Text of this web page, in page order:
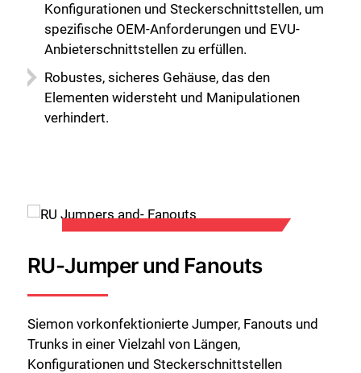
Konfigurationen und Steckerschnittstellen, um
spezifische OEM-Anforderungen und EVU-
Anbieterschnittstellen zu erfüllen.
Robustes, sicheres Gehäuse, das den
Elementen widersteht und Manipulationen
verhindert.
RU-Jumper und Fanouts
Siemon vorkonfektionierte Jumper, Fanouts und
Trunks in einer Vielzahl von Längen,
Konfigurationen und Steckerschnittstellen